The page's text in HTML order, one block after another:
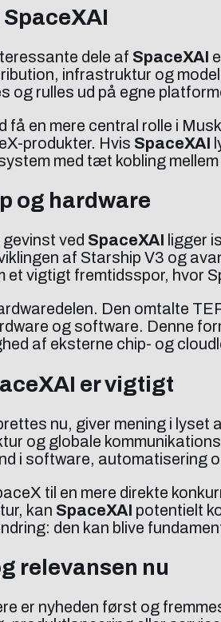
dele af SpaceXAI
infrastruktur og
og rulles ud på egne
få en mere central rolle i
produkter. Hvis SpaceXAI
med tæt kobling
og hardware
ved SpaceXAI ligger
af Starship V3 og
et vigtigt fremtidsspor, hvor
Den omtalte
og software. Denne
af eksterne chip- og
er vigtigt
nu, giver mening i lyset
og globale
i software, automatisering
til en mere direkte
kan SpaceXAI potentielt
den kan blive
relevansen nu
er nyheden først og